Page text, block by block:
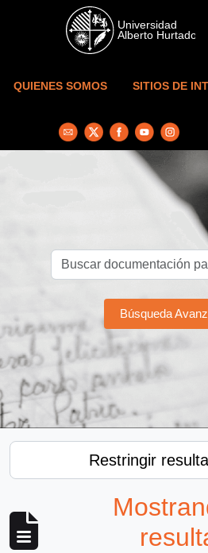
Skip to main content
QUIENES SOMOS SITIOS DE
Búsqueda
Restringir